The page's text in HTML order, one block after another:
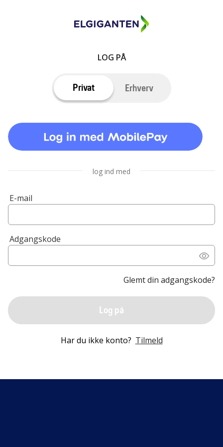
LOG PÅ
Privat Erhverv
log ind med
E-mail
Adgangskode
Glemt din adgangskode?
Log på
Har du ikke konto? Tilmeld